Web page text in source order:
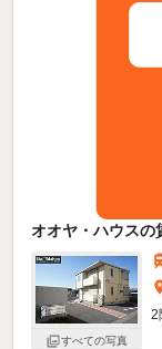
オオヤ・ハウスの
すべての写真
2